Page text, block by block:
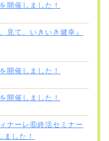
開催しました！
見て、いきいき健幸』
開催しました！
開催しました！
ナーレ⑥終活セミナー
した！